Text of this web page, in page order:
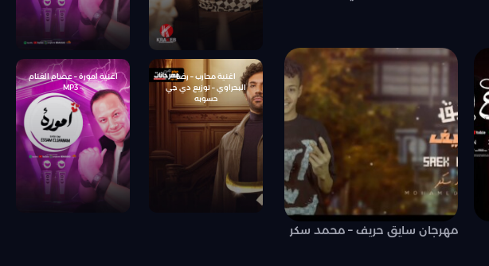
مهرجان سايق حريف – محمد سكر
اغنية محارب – رضا
البحراوي – توزيع دي جي
حسوبه
اغنية امورة – عصام الغنام
– MP3